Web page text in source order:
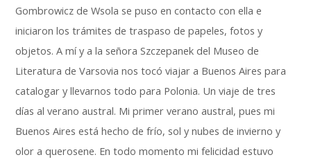
Gombrowicz de Wsola se puso en contacto con ella e
iniciaron los trámites de traspaso de papeles, fotos y
objetos. A mí y a la señora Szczepanek del Museo de
Literatura de Varsovia nos tocó viajar a Buenos Aires para
catalogar y llevarnos todo para Polonia. Un viaje de tres
días al verano austral. Mi primer verano austral, pues mi
Buenos Aires está hecho de frío, sol y nubes de invierno y
olor a querosene. En todo momento mi felicidad estuvo